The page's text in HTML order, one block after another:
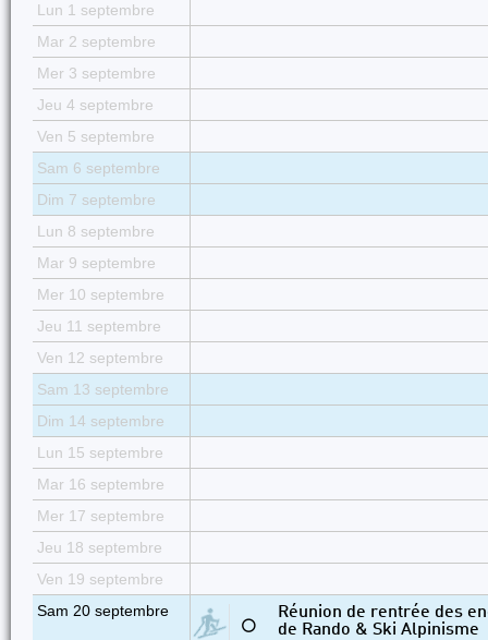
Lun 1 septembre
Mar 2 septembre
Mer 3 septembre
Jeu 4 septembre
Ven 5 septembre
Sam 6 septembre
Dim 7 septembre
Lun 8 septembre
Mar 9 septembre
Mer 10 septembre
Jeu 11 septembre
Ven 12 septembre
Sam 13 septembre
Dim 14 septembre
Lun 15 septembre
Mar 16 septembre
Mer 17 septembre
Jeu 18 septembre
Ven 19 septembre
Sam 20 septembre
⚪
Réunion de rentrée des
de Rando & Ski Alpinisme